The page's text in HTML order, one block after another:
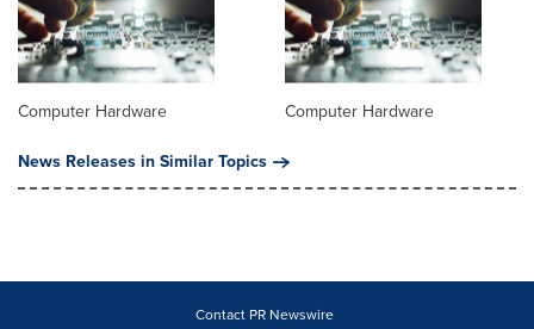
Computer Hardware
Computer Hardware
News Releases in Similar Topics
Contact PR Newswire